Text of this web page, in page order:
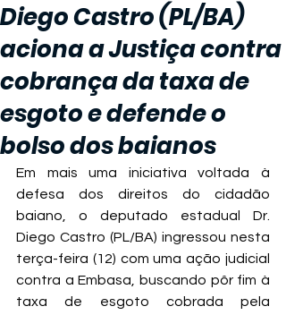
Diego Castro (PL/BA)
aciona a Justiça contra
cobrança da taxa de
esgoto e defende o
bolso dos baianos
Em mais uma iniciativa voltada à
defesa dos direitos do cidadão
baiano, o deputado estadual Dr.
Diego Castro (PL/BA) ingressou nesta
terça-feira (12) com uma ação judicial
contra a Embasa, buscando pôr fim à
taxa de esgoto cobrada pela